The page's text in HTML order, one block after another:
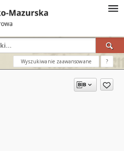
Wyszukiwanie zaawansowane ?